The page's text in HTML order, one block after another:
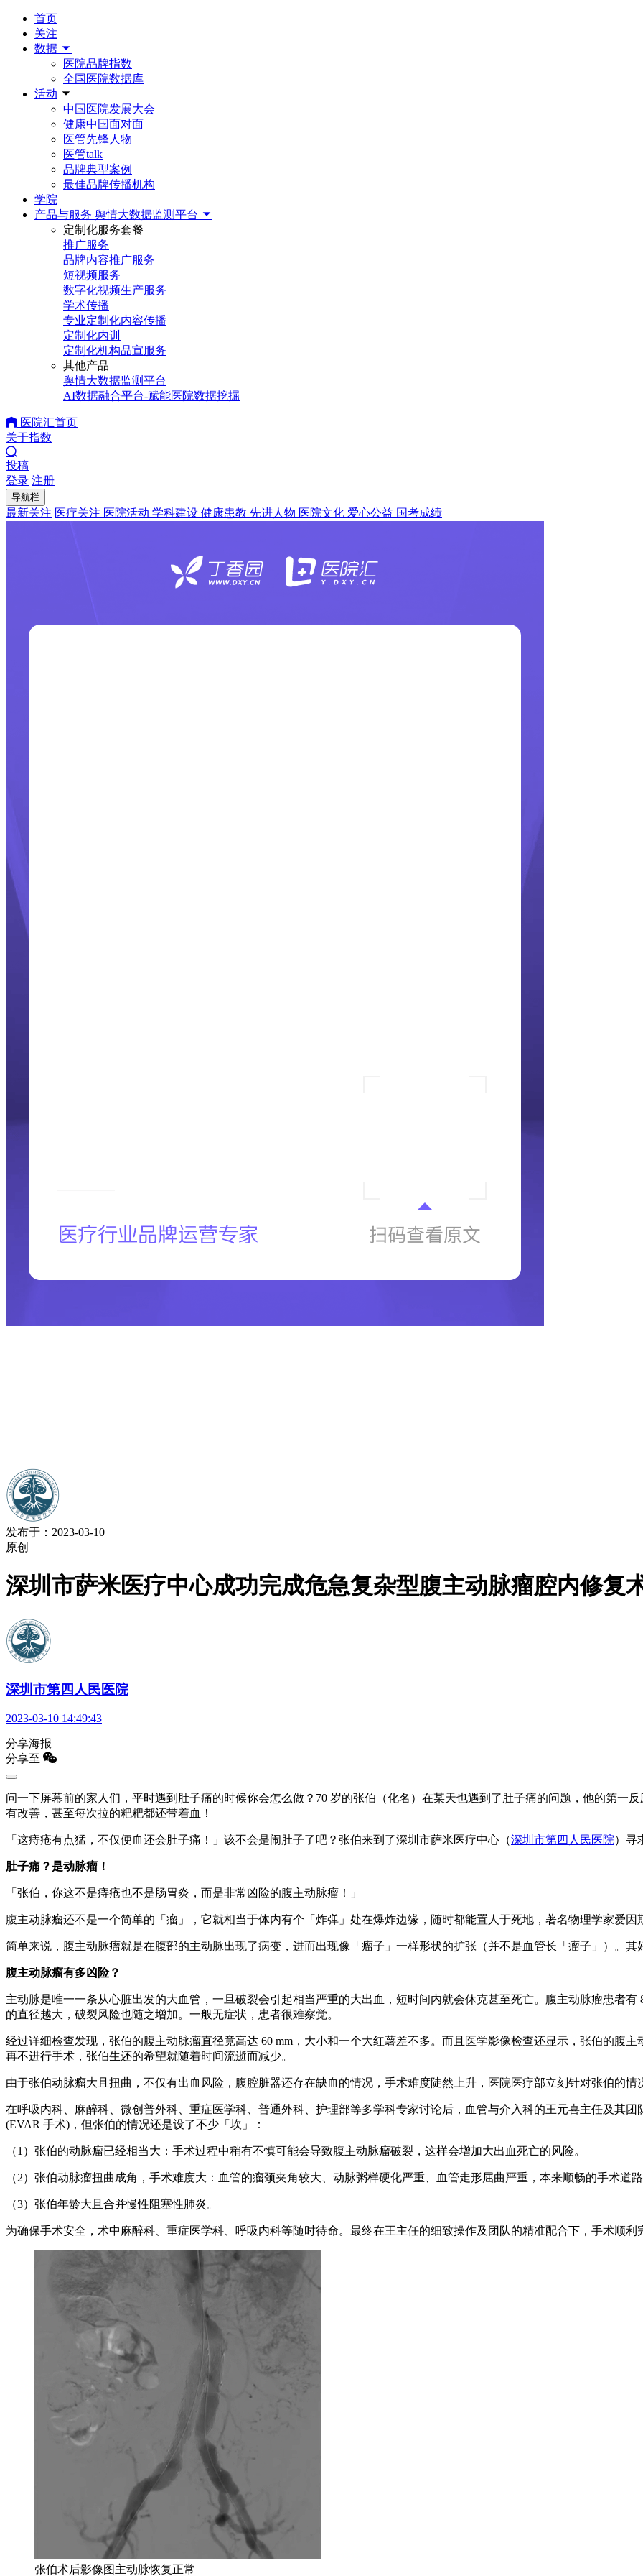
首页
关注
数据
医院品牌指数
全国医院数据库
活动
中国医院发展大会
健康中国面对面
医管先锋人物
医管talk
品牌典型案例
最佳品牌传播机构
学院
产品与服务 舆情大数据监测平台
定制化服务套餐
推广服务
品牌内容推广服务
短视频服务
数字化视频生产服务
学术传播
专业定制化内容传播
定制化内训
定制化机构品宣服务
其他产品
舆情大数据监测平台
AI数据融合平台-赋能医院数据挖掘
医院汇首页
关于指数
投稿
登录 注册
导航栏
最新关注 医疗关注 医院活动 学科建设 健康患教 先进人物 医院文化 爱心公益 国考成绩
发布于：2023-03-10
原创
深圳市萨米医疗中心成功完成危急复杂型腹主动脉瘤腔内修复
深圳市第四人民医院
2023-03-10 14:49:43
分享海报
分享至
问一下屏幕前的家人们，平时遇到肚子痛的时候你会怎么做？70 岁的张伯（化名）在某天也遇到了肚子痛的问题，他的第一
有改善，甚至每次拉的粑粑都还带着血！
「这痔疮有点猛，不仅便血还会肚子痛！」该不会是闹肚子了吧？张伯来到了深圳市萨米医疗中心（深圳市第四人民医院）
肚子痛？是动脉瘤！
「张伯，你这不是痔疮也不是肠胃炎，而是非常凶险的腹主动脉瘤！」
腹主动脉瘤还不是一个简单的「瘤」，它就相当于体内有个「炸弹」处在爆炸边缘，随时都能置人于死地，著名物理学家爱
简单来说，腹主动脉瘤就是在腹部的主动脉出现了病变，进而出现像「瘤子」一样形状的扩张（并不是血管长「瘤子」）。其
腹主动脉瘤有多凶险？
主动脉是唯一一条从心脏出发的大血管，一旦破裂会引起相当严重的大出血，短时间内就会休克甚至死亡。腹主动脉瘤患者
的直径越大，破裂风险也随之增加。一般无症状，患者很难察觉。
经过详细检查发现，张伯的腹主动脉瘤直径竟高达 60 mm，大小和一个大红薯差不多。而且医学影像检查还显示，张伯的腹
再不进行手术，张伯生还的希望就随着时间流逝而减少。
由于张伯动脉瘤大且扭曲，不仅有出血风险，腹腔脏器还存在缺血的情况，手术难度陡然上升，医院医疗部立刻针对张伯的情
在呼吸内科、麻醉科、微创普外科、重症医学科、普通外科、护理部等多学科专家讨论后，血管与介入科的王元喜主任及其
(EVAR 手术)，但张伯的情况还是设了不少「坎」：
（1）张伯的动脉瘤已经相当大：手术过程中稍有不慎可能会导致腹主动脉瘤破裂，这样会增加大出血死亡的风险。
（2）张伯动脉瘤扭曲成角，手术难度大：血管的瘤颈夹角较大、动脉粥样硬化严重、血管走形屈曲严重，本来顺畅的手术道
（3）张伯年龄大且合并慢性阻塞性肺炎。
为确保手术安全，术中麻醉科、重症医学科、呼吸内科等随时待命。最终在王主任的细致操作及团队的精准配合下，手术顺利
张伯术后影像图主动脉恢复正常